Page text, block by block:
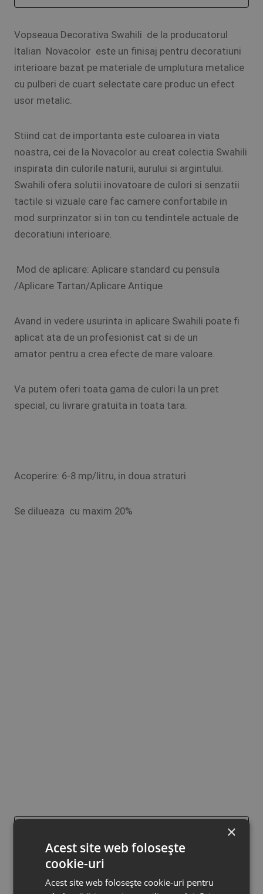
Vopseaua Decorativa Swahili de la producatorul
Italian Novacolor este un finisaj pentru decoratiuni
interioare bazat pe materiale de umplutura metalice
cu pulberi de cuart selectate care produc un efect
usor metalic.
Stiind cat de importanta este culoarea in viata
noastra, cei de la Novacolor au creat colectia Swahili
inspirata din culorile naturii, aurului si argintului.
Swahili ofera solutii inovatoare de culori si senzatii
tactile si vizuale care fac camere confortabile in
mod surprinzator si in ton cu tendintele actuale de
decoratiuni interioare.
Mod de aplicare: Aplicare standard cu pensula
/Aplicare Tartan/Aplicare Antique
Avand in vedere usurinta in aplicare Swahili poate fi
aplicat ata de un profesionist cat si de un
amator pentru a crea efecte de mare valoare.
Va putem oferi toata gama de culori la un pret
special, cu livrare gratuita in toata tara.
Acoperire: 6-8 mp/litru, in doua straturi
Se dilueaza cu maxim 20%
Despre livrare
×
Acest site web folosește
cookie-uri
Acest site web folosește cookie-uri pentru